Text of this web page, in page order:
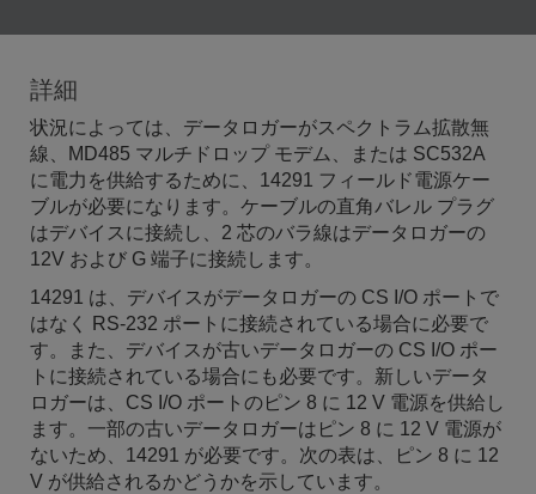
詳細
状況によっては、データロガーがスペクトラム拡散無
線、MD485 マルチドロップ モデム、または SC532A
に電力を供給するために、14291 フィールド電源ケー
ブルが必要になります。ケーブルの直角バレル プラグ
はデバイスに接続し、2 芯のバラ線はデータロガーの
12V および G 端子に接続します。
14291 は、デバイスがデータロガーの CS I/O ポートで
はなく RS-232 ポートに接続されている場合に必要で
す。また、デバイスが古いデータロガーの CS I/O ポー
トに接続されている場合にも必要です。新しいデータ
ロガーは、CS I/O ポートのピン 8 に 12 V 電源を供給し
ます。一部の古いデータロガーはピン 8 に 12 V 電源が
ないため、14291 が必要です。次の表は、ピン 8 に 12
V が供給されるかどうかを示しています。